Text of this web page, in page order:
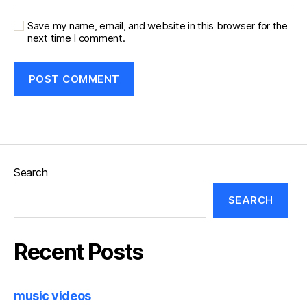
Save my name, email, and website in this browser for the
next time I comment.
Search
SEARCH
Recent Posts
music videos